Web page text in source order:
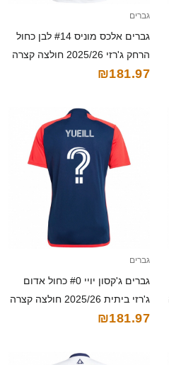
גברים
גברים אלכס מוניס #14 לבן כחול
הרחק ג'רזי 2025/26 חולצה קצרה
₪181.97
גברים
גברים ג'קסון יויי #0 כחול אדום
ג'רזי ביתית 2025/26 חולצה קצרה
₪181.97